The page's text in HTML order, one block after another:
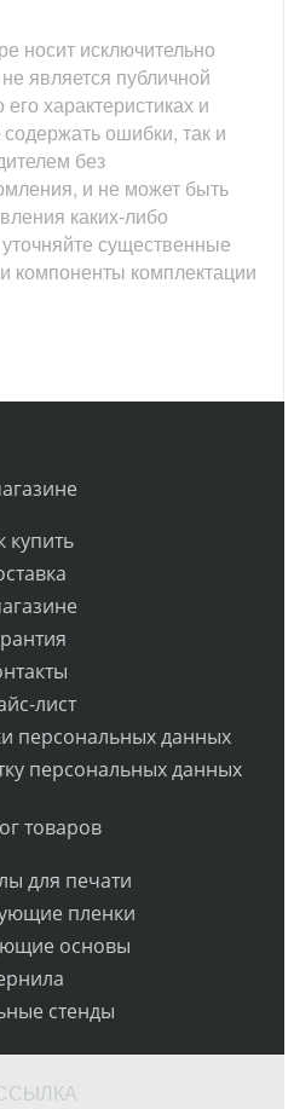
носит исключительно
является публичной
характеристиках и
ошибки, так и
без
и не может быть
каких-либо
существенные
компоненты комплектации
купить
лист
персональных данных
персональных данных
товаров
для печати
пленки
основы
стенды